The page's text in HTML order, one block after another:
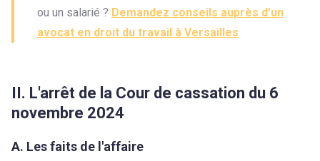
ou un salarié ? Demandez conseils auprès d'un
avocat en droit du travail à Versailles
II. L'arrêt de la Cour de cassation du 6
novembre 2024
A. Les faits de l'affaire